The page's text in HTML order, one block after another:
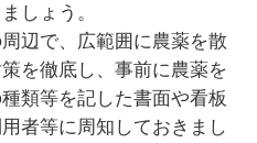
しょう。
辺で、広範囲に農薬を散
を徹底し、事前に農薬を
類等を記した書面や看板
者等に周知しておきまし